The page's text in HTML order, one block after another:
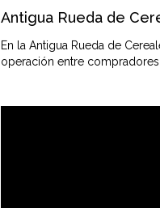
Antigua Rueda de
En la Antigua Rueda de
operación entre